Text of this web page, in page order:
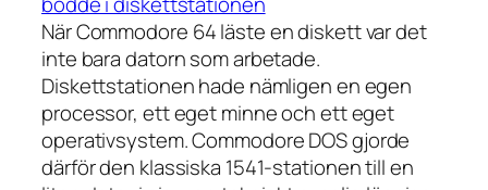
När Commodore 64 läste en diskett var det
inte bara datorn som arbetade.
Diskettstationen hade nämligen en egen
processor, ett eget minne och ett eget
operativsystem. Commodore DOS gjorde
därför den klassiska 1541-stationen till en